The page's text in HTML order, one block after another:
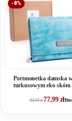
-8%
Portmonetka damska
turkusowym eko skóra
84,99zł77,99 zł